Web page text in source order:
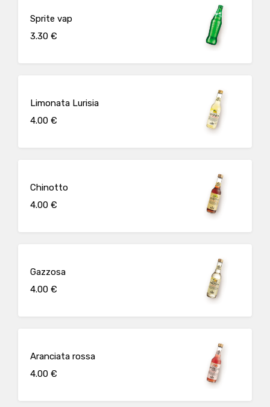
Sprite vap
3.30 €
Limonata Lurisia
4.00 €
Chinotto
4.00 €
Gazzosa
4.00 €
Aranciata rossa
4.00 €